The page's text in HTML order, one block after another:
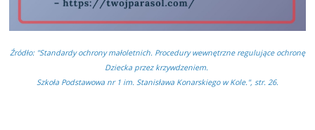
Źródło: "Standardy ochrony małoletnich. Procedury wewnętrzne regulujące ochronę
Dziecka przez krzywdzeniem.
Szkoła Podstawowa nr 1 im. Stanisława Konarskiego w Kole.", str. 26.